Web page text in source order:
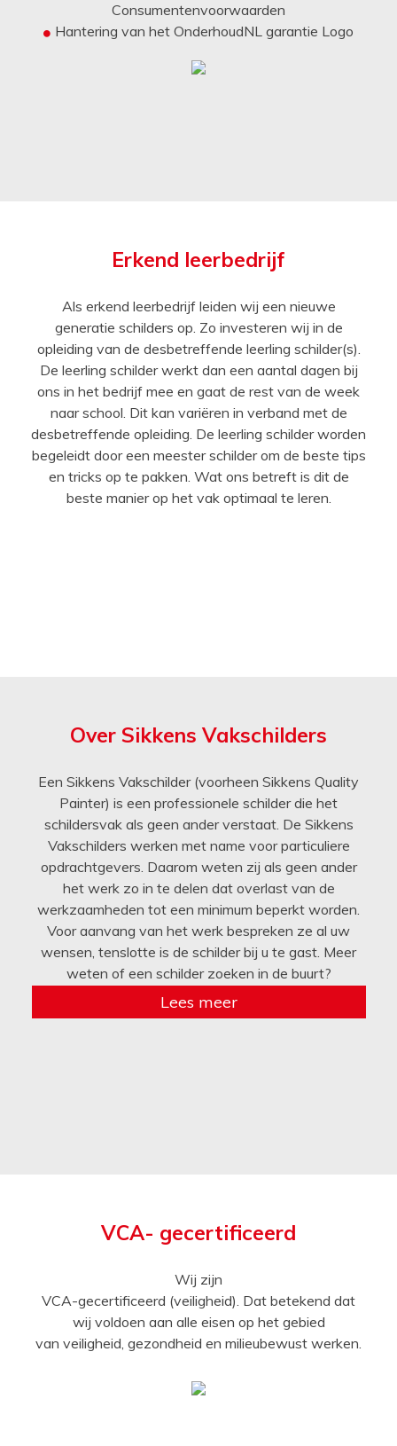
Consumentenvoorwaarden
Hantering van het OnderhoudNL garantie Logo
Erkend leerbedrijf
Als erkend leerbedrijf leiden wij een nieuwe
generatie schilders op. Zo investeren wij in de
opleiding van de desbetreffende leerling schilder(s).
De leerling schilder werkt dan een aantal dagen bij
ons in het bedrijf mee en gaat de rest van de week
naar school. Dit kan variëren in verband met de
desbetreffende opleiding. De leerling schilder worden
begeleidt door een meester schilder om de beste tips
en tricks op te pakken. Wat ons betreft is dit de
beste manier op het vak optimaal te leren.
Over Sikkens Vakschilders
Een Sikkens Vakschilder (voorheen Sikkens Quality
Painter) is een professionele schilder die het
schildersvak als geen ander verstaat. De Sikkens
Vakschilders werken met name voor particuliere
opdrachtgevers. Daarom weten zij als geen ander
het werk zo in te delen dat overlast van de
werkzaamheden tot een minimum beperkt worden.
Voor aanvang van het werk bespreken ze al uw
wensen, tenslotte is de schilder bij u te gast. Meer
weten of een schilder zoeken in de buurt?
Lees meer
VCA- gecertificeerd
Wij zijn
VCA-gecertificeerd (veiligheid). Dat betekend dat
wij voldoen aan alle eisen op het gebied
van veiligheid, gezondheid en milieubewust werken.